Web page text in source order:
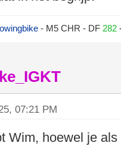
- M5 CHR - DF 282
07:21 PM
Wim, hoewel je